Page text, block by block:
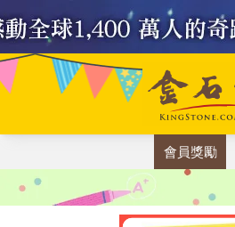
會員獎勵